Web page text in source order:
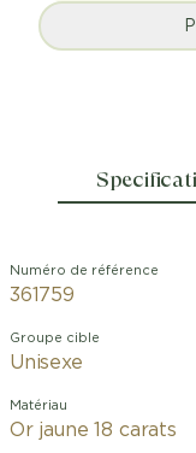
Numéro de référence
361759
Groupe cible
Unisexe
Matériau
Or jaune 18 carats